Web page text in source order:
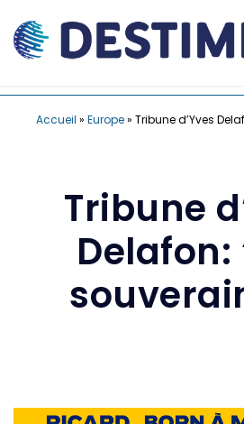
Accueil » Europe» Tribune d’Yves
Tribune
Delafon: